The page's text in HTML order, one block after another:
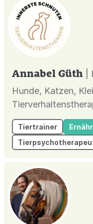
Annabel Güth
Hunde, Katzen,
Anschaffungs-und
Tiertrainer